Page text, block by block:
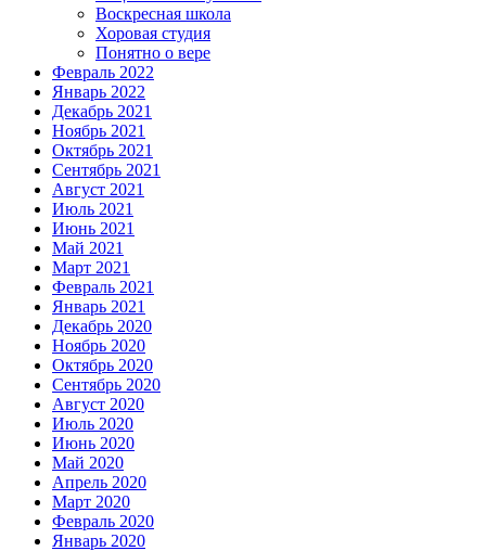
Воскресная школа
Хоровая студия
Понятно о вере
Февраль 2022
Январь 2022
Декабрь 2021
Ноябрь 2021
Октябрь 2021
Сентябрь 2021
Август 2021
Июль 2021
Июнь 2021
Май 2021
Март 2021
Февраль 2021
Январь 2021
Декабрь 2020
Ноябрь 2020
Октябрь 2020
Сентябрь 2020
Август 2020
Июль 2020
Июнь 2020
Май 2020
Апрель 2020
Март 2020
Февраль 2020
Январь 2020